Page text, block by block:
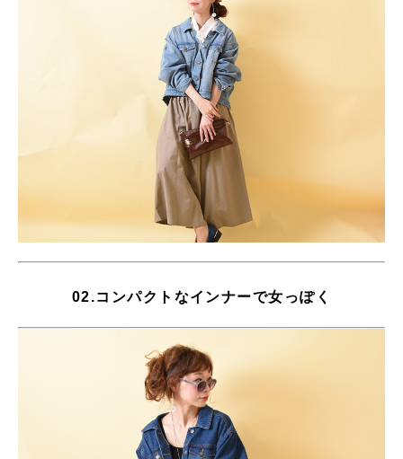
02.コンパクトなインナーで女っぽく